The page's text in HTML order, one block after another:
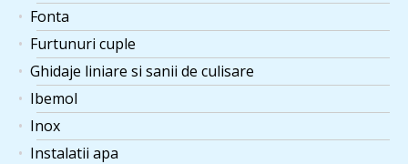
Fonta
Furtunuri cuple
Ghidaje liniare si sanii de culisare
Ibemol
Inox
Instalatii apa